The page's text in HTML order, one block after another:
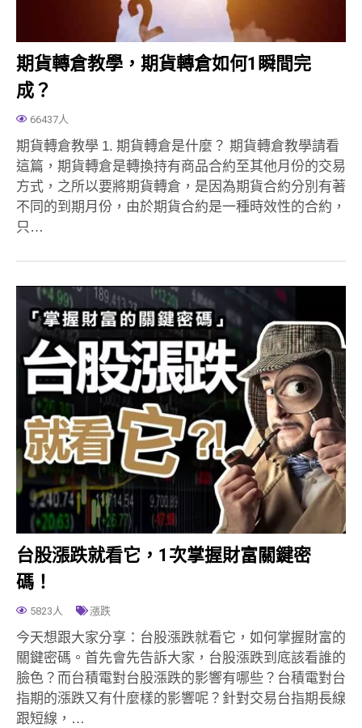
期貨轉倉教學，期貨轉倉如何1瞬間完
成？
66437人
期貨轉倉教學 1. 期貨轉倉是什麼？ 期貨轉倉教學請看
這篇，期貨轉倉是轉換持有商品合約至其他月份的交易
方式，之所以要將期貨轉倉，是因為期貨合約分別有著
不同的到期月份，由於期貨合約是一種時效性的合約，
只…
台股漲跌就看它，1次掌握財富關鍵密
碼！
5823人 漲跌
今天想跟大家分享：台股漲跌就看它，如何掌握財富的
關鍵密碼。首先會先告訴大家，台股漲跌到底該看誰的
臉色？而台積電對台股漲跌的影響有哪些？台積電對台
指期的漲跌又有什麼樣的影響呢？針對交易台指期長線
跟短線，…